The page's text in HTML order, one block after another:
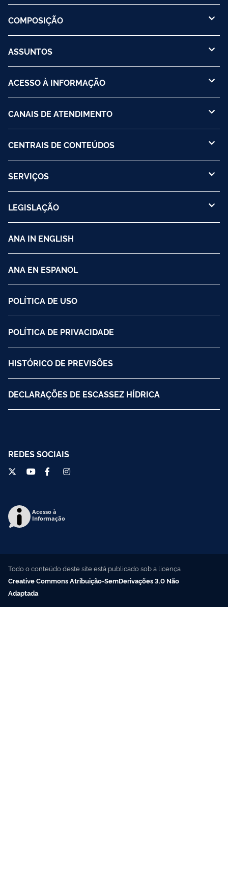
COMPOSIÇÃO
ASSUNTOS
ACESSO À INFORMAÇÃO
CANAIS DE ATENDIMENTO
CENTRAIS DE CONTEÚDOS
SERVIÇOS
LEGISLAÇÃO
ANA IN ENGLISH
ANA EN ESPANOL
POLÍTICA DE USO
POLÍTICA DE PRIVACIDADE
HISTÓRICO DE PREVISÕES
DECLARAÇÕES DE ESCASSEZ HÍDRICA
REDES SOCIAIS
Acesso à
Informação
Todo o conteúdo deste site está publicado sob a licença
Creative Commons Atribuição-SemDerivações 3.0 Não
Adaptada